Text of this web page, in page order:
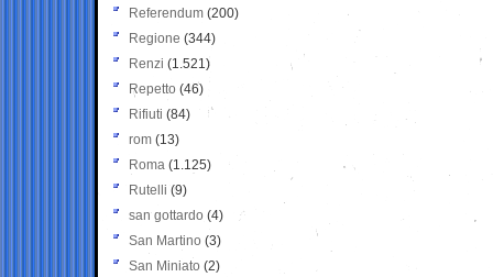
Referendum (200)
Regione (344)
Renzi (1.521)
Repetto (46)
Rifiuti (84)
rom (13)
Roma (1.125)
Rutelli (9)
san gottardo (4)
San Martino (3)
San Miniato (2)